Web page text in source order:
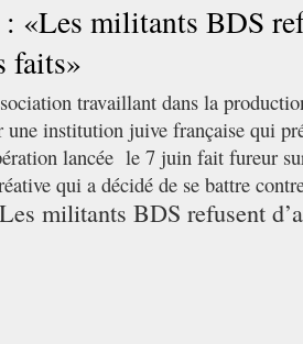
: «Les militants BDS
faits»
travaillant dans la
une institution juive française qui
lancée le 7 juin fait fureur
qui a décidé de se battre
militants BDS refusent